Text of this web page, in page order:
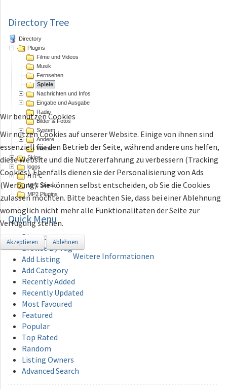
Directory Tree
Directory
Plugins
Filme und Videos
Musik
Fernsehen
Spiele
Nachrichten und Infos
Eingabe und Ausgabe
Radio
Bilder & Fotos
System
Andere
Wetter
Skins
logos
HTPC
MP2 Skins
MP2 Plugins
QuickMenu
Directory
Browse By Tag
Add Listing
Add Category
Recently Added
Recently Updated
Most Favoured
Featured
Popular
Top Rated
Random
Listing Owners
Advanced Search
Wir benutzen Cookies
Wir nutzen Cookies auf unserer Website. Einige von ihnen sind
essenziell für den Betrieb der Seite, während andere uns helfen,
diese Website und die Nutzererfahrung zu verbessern (Tracking
Cookies). Ebenfalls dienen sie der Personalisierung von Ads
(Werbung). Sie können selbst entscheiden, ob Sie die Cookies
zulassen möchten. Bitte beachten Sie, dass bei einer Ablehnung
womöglich nicht mehr alle Funktionalitäten der Seite zur
Verfügung stehen.
Akzeptieren Ablehnen
Weitere Informationen